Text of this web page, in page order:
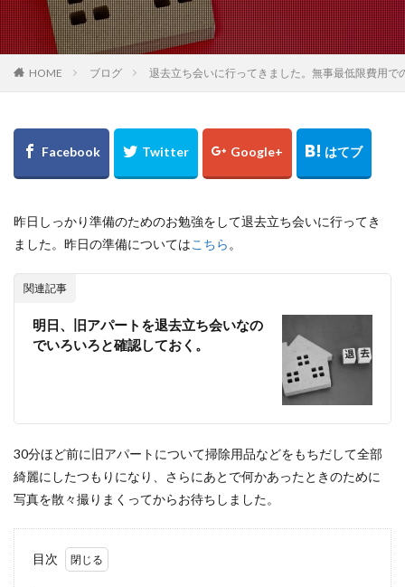
HOME ブログ 退去立ち会いに行ってきました。無事最低限費用で
昨日しっかり準備のためのお勉強をして退去立ち会いに行ってき
ました。 昨日の準備についてはこちら 。
関連記事
明日、旧アパートを退去立ち会いなの
でいろいろと確認しておく。
30分ほど前に旧アパートについて掃除用品などをもちだして全部
綺麗にしたつもりになり、さらにあとで何かあったときのために
写真を散々撮りまくってからお待ちしました。
目次